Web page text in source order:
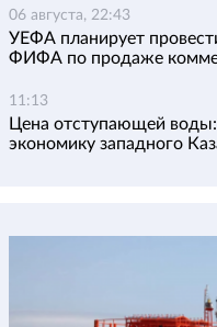
06 августа, 22:43
УЕФА планирует
ФИФА по продаже
11:13
Цена отступающей
экономику западного